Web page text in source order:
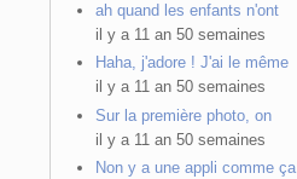
ah quand les enfants n'ont
il y a 11 an 50 semaines
Haha, j'adore ! J'ai le même
il y a 11 an 50 semaines
Sur la première photo, on
il y a 11 an 50 semaines
Non y a une appli comme ça